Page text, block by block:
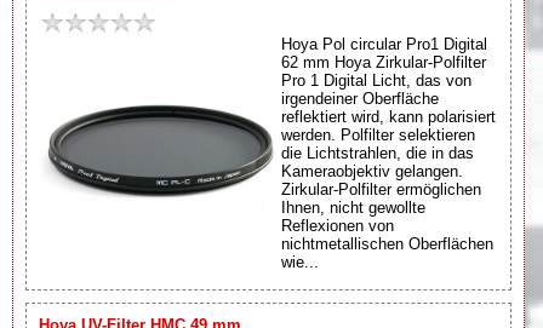
Hoya Pol circular Pro1 Digital
62 mm Hoya Zirkular-Polfilter
Pro 1 Digital Licht, das von
irgendeiner Oberfläche
reflektiert wird, kann polarisiert
werden. Polfilter selektieren
die Lichtstrahlen, die in das
Kameraobjektiv gelangen.
Zirkular-Polfilter ermöglichen
Ihnen, nicht gewollte
Reflexionen von
nichtmetallischen Oberflächen
wie...